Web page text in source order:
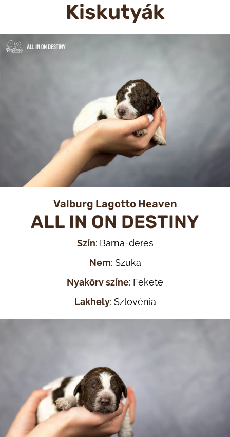
Kiskutyák
Valburg Lagotto Heaven
ALL IN ON DESTINY
Szín: Barna-deres
Nem: Szuka
Nyakörv színe: Fekete
Lakhely: Szlovénia